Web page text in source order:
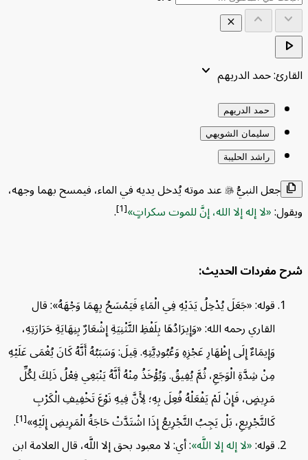
keyboard_arrow_up
close
حمد الدريهمkeyboard_arrow_down
حمد الدريهم
سليمان الشويهي
راشد الحليبة
جعل النبيُّعند موته يُدخل يديه في الماء، فيمسح بهما وجهه،
لا إله إلا الله، إنَّ للموت سكراتٍ [1]
.
مفردات الحديث:
يستفاد من الحديث:
مفردات الحديث:
قوله: «جَعَلَ يُدْخِلُ يَدَيْهِ فِي الْمَاءِ فَيَمْسَحُ بِهِمَا وَجْهَهُ»: قال
القاري رحمه الله: «وَإِيرَادُهَا بِلَفْظِ التَّثْنِيَةِ إِشْعَارٌ بِنِهَايَةِ حَرَارَتِهِ،
وَإِيمَاءٌ إِلَى إِظْهَارِ عَجْزِهِ وَعُبُودِيَّتِهِ. قِيلَ: وَسَبَبُهُ أَنَّهُ كَانَ يُغْمَى عَلَيْهِ
مِنْ شِدَّةِ الْوَجَعِ، ثُمَّ يُفِيقُ. وَيُؤْخَذُ مِنْهُ أَنَّهُ يَنْبَغِي فِعْلُ ذَلِكَ لِكُلِّ
مَرِيضٍ، فَإِنْ لَمْ يَفْعَلْهُ فُعِلَ بِهِ؛ لِأَنَّ فِيهِ نَوْعَ تَخْفِيفِ الْكَرْبِ
كَالتَّجْرِيعِ، بَلْ يَجِبُ التَّجْرِيعُ إِذَا اشْتَدَّتْ حَاجَةُ الْمَرِيضِ إِلَيْهِ»[1]
.
قوله: لا إله إلا اللَّه : أي: لا معبود بحق إلا اللَّه، قال العلامة ابن